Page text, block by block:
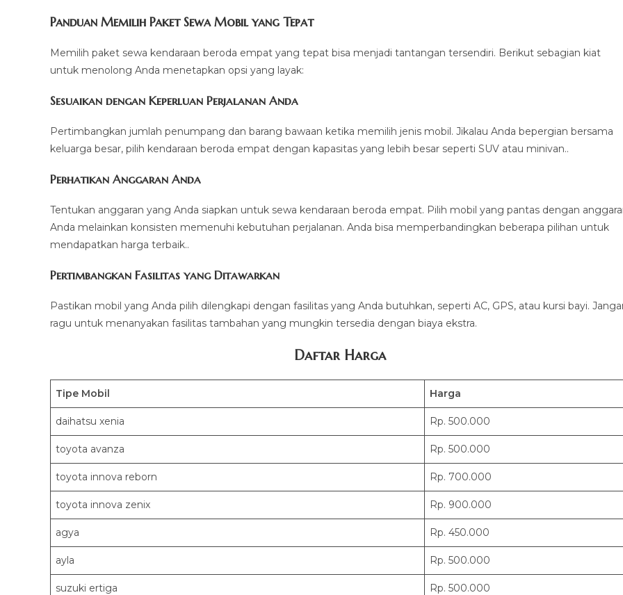
Panduan Memilih Paket Sewa Mobil yang Tepat
Memilih paket sewa kendaraan beroda empat yang tepat bisa menjadi tantangan tersendiri. Berikut sebagian kiat
untuk menolong Anda menetapkan opsi yang layak:
Sesuaikan dengan Keperluan Perjalanan Anda
Pertimbangkan jumlah penumpang dan barang bawaan ketika memilih jenis mobil. Jikalau Anda bepergian bersama
keluarga besar, pilih kendaraan beroda empat dengan kapasitas yang lebih besar seperti SUV atau minivan..
Perhatikan Anggaran Anda
Tentukan anggaran yang Anda siapkan untuk sewa kendaraan beroda empat. Pilih mobil yang pantas dengan
Anda melainkan konsisten memenuhi kebutuhan perjalanan. Anda bisa memperbandingkan beberapa pilihan untuk
mendapatkan harga terbaik..
Pertimbangkan Fasilitas yang Ditawarkan
Pastikan mobil yang Anda pilih dilengkapi dengan fasilitas yang Anda butuhkan, seperti AC, GPS, atau kursi bayi.
ragu untuk menanyakan fasilitas tambahan yang mungkin tersedia dengan biaya ekstra.
Daftar Harga
Tipe Mobil Harga
daihatsu xenia Rp. 500.000
toyota avanza Rp. 500.000
toyota innova reborn Rp. 700.000
toyota innova zenix Rp. 900.000
agya Rp. 450.000
ayla Rp. 500.000
suzuki ertiga Rp. 500.000